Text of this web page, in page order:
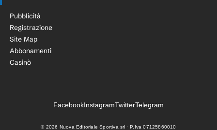
Pubblicità
Registrazione
Site Map
Abbonamenti
Casinò
FacebookInstagramTwitterTelegram
© 2026 Nuova Editoriale Sportiva srl · P.Iva 07125860010